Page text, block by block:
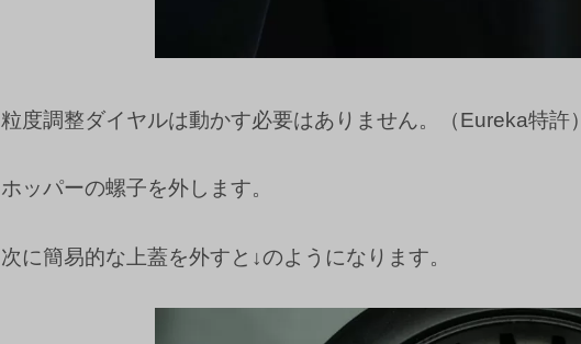
粒度調整ダイヤルは動かす必要はありません。（Eureka特許）
ホッパーの螺子を外します。
次に簡易的な上蓋を外すと↓のようになります。